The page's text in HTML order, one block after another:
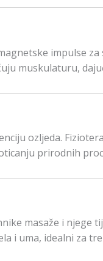
impulse
muskulaturu,
ozljeda.
prirodnih
masaže i njege
i uma, idealni za